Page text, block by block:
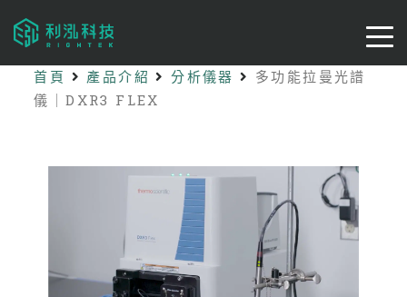
首頁 產品介紹 分析儀器
多功能拉曼光譜
儀｜DXR3 FLEX